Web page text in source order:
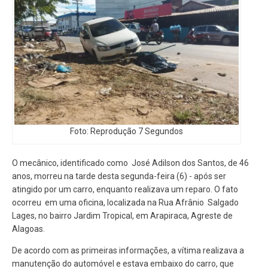
Foto: Reprodução 7 Segundos
O mecânico, identificado como José Adilson dos Santos, de 46
anos, morreu na tarde desta segunda-feira (6) - após ser
atingido por um carro, enquanto realizava um reparo. O fato
ocorreu em uma oficina, localizada na Rua Afrânio Salgado
Lages, no bairro Jardim Tropical, em Arapiraca, Agreste de
Alagoas.
De acordo com as primeiras informações, a vítima realizava a
manutenção do automóvel e estava embaixo do carro, que